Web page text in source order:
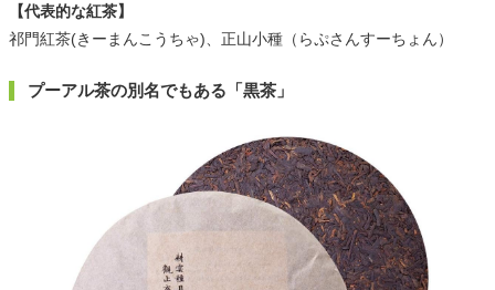
【代表的な紅茶】
祁門紅茶(きーまんこうちゃ)、正山小種（らぷさんすーちょん）
プーアル茶の別名でもある「黒茶」